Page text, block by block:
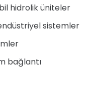
hidrolik üniteler
sistemler
bağlantı